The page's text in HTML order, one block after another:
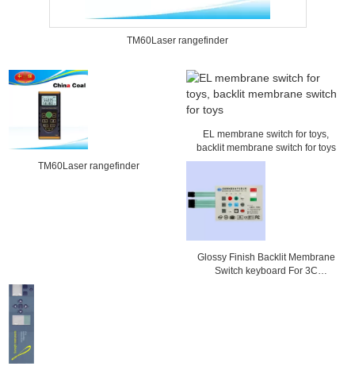
TM60Laser rangefinder
TM60Laser rangefinder
EL membrane switch for toys,
backlit membrane switch for toys
Glossy Finish Backlit Membrane
Switch keyboard For 3C